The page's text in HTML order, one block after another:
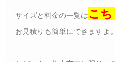
サイズと料金の一覧はこ
お見積りも簡単にできますよ。